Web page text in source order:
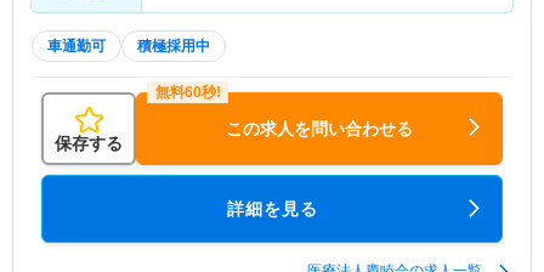
車通勤可 積極採用中
保存する
この求人を問い合わせる
詳細を見る